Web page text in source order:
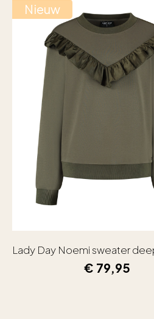
Nieuw
Lady Day Noemi sweater
€ 79,95